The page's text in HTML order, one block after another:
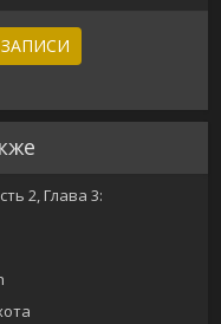
2, Глава 3: